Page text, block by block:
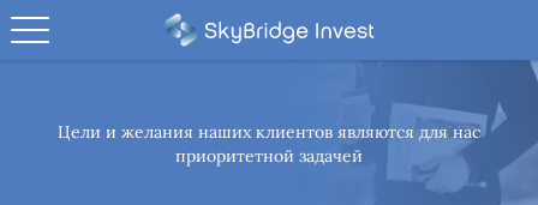
Цели и желания наших клиентов являются для нас
приоритетной задачей